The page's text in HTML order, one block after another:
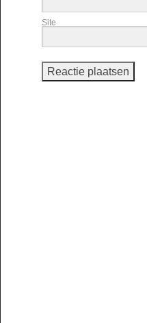
Site